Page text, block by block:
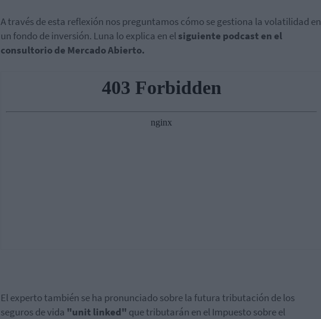
A través de esta reflexión nos preguntamos cómo se gestiona la volatilidad en
un fondo de inversión. Luna lo explica en elsiguiente podcast en el
consultorio de Mercado Abierto.
El experto también se ha pronunciado sobre la futura tributación de los
seguros de vida "unit linked" que tributarán en el Impuesto sobre el